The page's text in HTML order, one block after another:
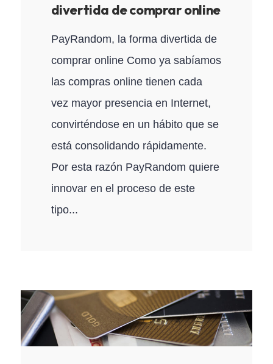
divertida de comprar online
PayRandom, la forma divertida de
comprar online Como ya sabíamos
las compras online tienen cada
vez mayor presencia en Internet,
convirténdose en un hábito que se
está consolidando rápidamente.
Por esta razón PayRandom quiere
innovar en el proceso de este
tipo...